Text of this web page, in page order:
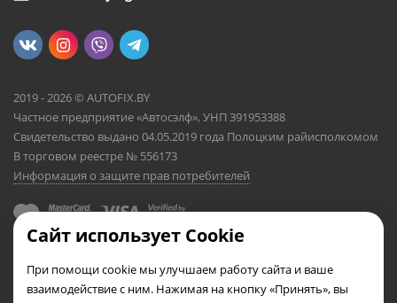
2019 - 2026 © AUTOFIX.BY
Частное предприятие «Автосэлф», УНП 391953388
Свидетельство выдано 04.05.2019 года Полоцким райисполкомом
В торговом реестре № 556173
Информация о защите прав потребителей
Сайт использует Cookie
При помощи cookie мы улучшаем работу сайта и ваше
взаимодействие с ним. Нажимая на кнопку «Принять», вы